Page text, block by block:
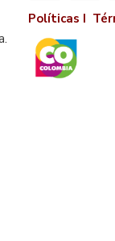
Políticas I